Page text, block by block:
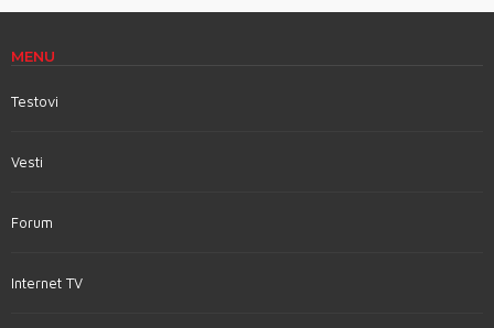
MENU
Testovi
Vesti
Forum
Internet TV